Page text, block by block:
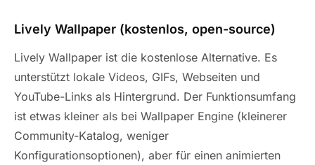
Lively Wallpaper (kostenlos, open-source)
Lively Wallpaper ist die kostenlose Alternative. Es
unterstützt lokale Videos, GIFs, Webseiten und
YouTube-Links als Hintergrund. Der Funktionsumfang
ist etwas kleiner als bei Wallpaper Engine (kleinerer
Community-Katalog, weniger
Konfigurationsoptionen), aber für einen animierten